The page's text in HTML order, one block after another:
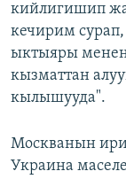
кийлигишип
кечирим
ыктыяры менен
кызматтан
кылышууда".
Москванын ири
Украина